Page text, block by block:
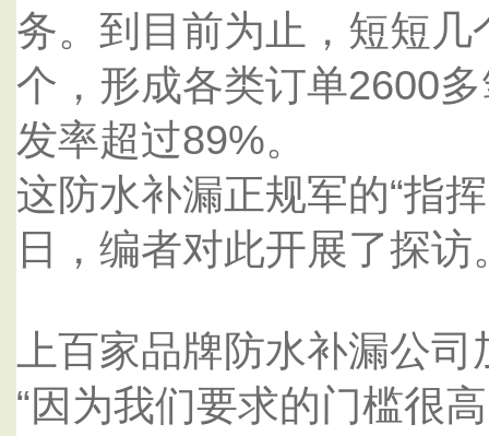
务。到目前为止，短短
个，形成各类订单2600
发率超过89%。
这防水补漏正规军的“指
日，编者对此开展了探访
上百家品牌防水补漏公司
“因为我们要求的门槛很